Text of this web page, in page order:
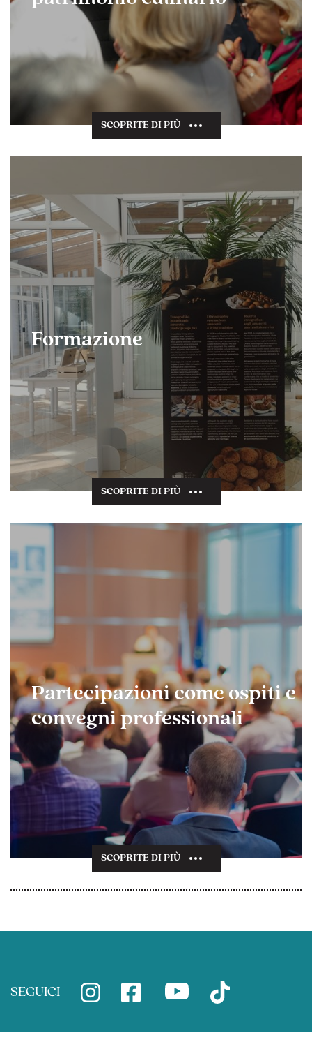
SCOPRITE DI PIÙ
Formazione
SCOPRITE DI PIÙ
Partecipazioni come ospiti e
convegni professionali
SCOPRITE DI PIÙ
SEGUICI